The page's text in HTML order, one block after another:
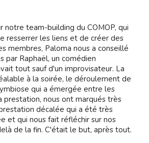
notre team-building du COMOP, qui
resserrer les liens et de créer des
membres, Paloma nous a conseillé
par Raphaël, un comédien
tout sauf d'un improvisateur. La
à la soirée, le déroulement de
qui a émergée entre les
prestation, nous ont marqués très
décalée qui a été très
et qui nous fait réfléchir sur nos
de la fin. C'était le but, après tout.